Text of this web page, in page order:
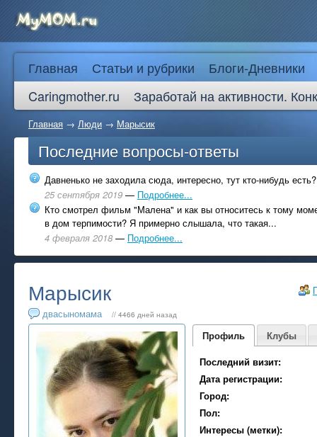
Главная Статьи и рубрики
Блоги-Дневники
Caringmother.ru
Заработай на активности.
Главная → Люди → Марысик
Последние вопросы-ответы
Давненько не заходила сюда, интересно, тут кто-нибудь есть?
25 сентября 2019 — Подробнее...
Кто смотрел фильм "Малена" и как вы относитесь к тому
в дом терпимости? Я примерно слышала, что такая...
4 февраля 2018 — Подробнее...
Марысик
двасыномама // 4466 дней назад
Профиль
Клубы
Последний визит:
Дата регистрации:
Город:
Пол:
Интересы (метки):